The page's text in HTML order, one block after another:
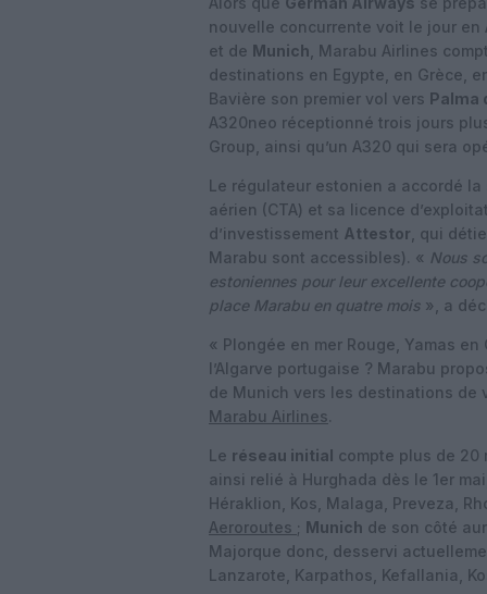
nouvelle concurrente voit le jour en
et de Munich , Marabu Airlines
destinations en Egypte, en Grèce,
Bavière son premier vol vers Palma
A320neo réceptionné trois jours
Group, ainsi qu’un A320 qui sera
Le régulateur estonien a accordé
aérien (CTA) et sa licence
d’investissement Attestor , qui
Marabu sont accessibles). « Nous
estoniennes pour leur excellente
place Marabu en quatre mois », a
« Plongée en mer Rouge, Yamas
l’Algarve portugaise ? Marabu
de Munich vers les destinations de
Marabu Airlines.
Le réseau initial compte plus de 20
ainsi relié à Hurghada dès le 1er
Héraklion, Kos, Malaga, Preveza,
Aeroroutes ; Munich de son côté
Majorque donc, desservi
Lanzarote, Karpathos, Kefallania,